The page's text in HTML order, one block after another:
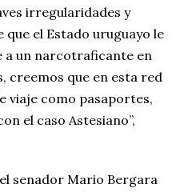
irregularidades y
el Estado uruguayo le
a un narcotraficante en
creemos que en esta red
viaje como pasaportes,
el caso Astesiano”,
senador Mario Bergara